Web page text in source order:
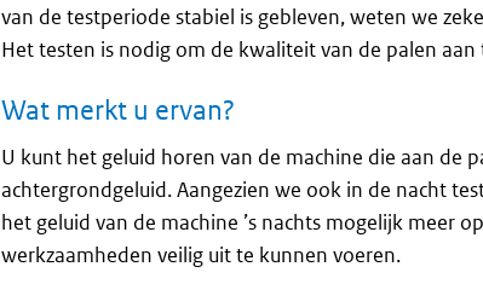
van de testperiode stabiel is gebleven, weten we
Het testen is nodig om de kwaliteit van de palen
Wat merkt u ervan?
U kunt het geluid horen van de machine die aan de
achtergrondgeluid. Aangezien we ook in de nacht
het geluid van de machine ’s nachts mogelijk meer
werkzaamheden veilig uit te kunnen voeren.